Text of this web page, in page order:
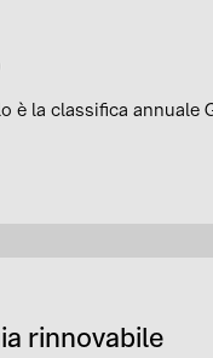
la classifica
rinnovabile